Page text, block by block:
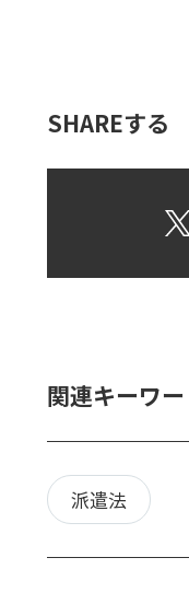
SHAREする
関連キーワー
派遣法